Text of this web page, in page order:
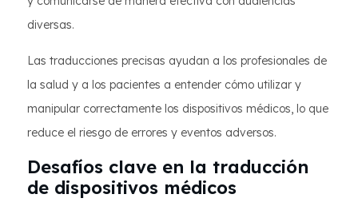
diversas.
Las traducciones precisas ayudan a los profesionales de
la salud y a los pacientes a entender cómo utilizar y
manipular correctamente los dispositivos médicos, lo que
reduce el riesgo de errores y eventos adversos.
Desafíos clave en la traducción
de dispositivos médicos